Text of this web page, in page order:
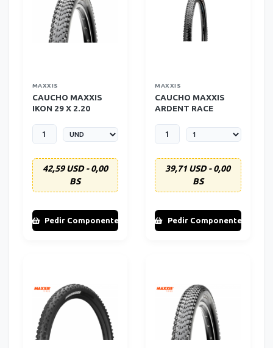
MAXXIS
CAUCHO MAXXIS
IKON 29 X 2.20
42,59 USD - 0,00
BS
Pedir Componente
MAXXIS
CAUCHO MAXXIS
ARDENT RACE
39,71 USD - 0,00
BS
Pedir Componente